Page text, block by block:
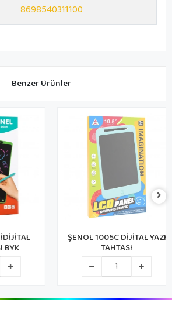
8698540311100
Benzer Ürünler
ŞENOL 1005C DİJİTAL YAZI
TAHTASI